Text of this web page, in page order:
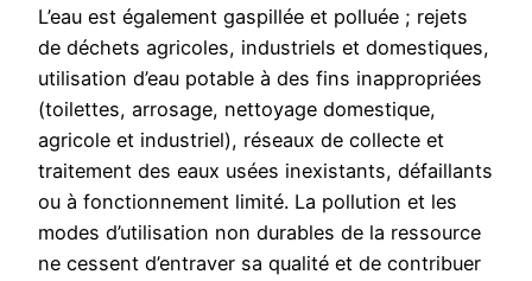
L’eau est également gaspillée et polluée ; rejets
de déchets agricoles, industriels et domestiques,
utilisation d’eau potable à des fins inappropriées
(toilettes, arrosage, nettoyage domestique,
agricole et industriel), réseaux de collecte et
traitement des eaux usées inexistants, défaillants
ou à fonctionnement limité. La pollution et les
modes d’utilisation non durables de la ressource
ne cessent d’entraver sa qualité et de contribuer